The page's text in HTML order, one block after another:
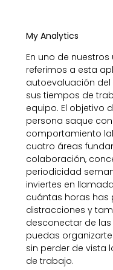
My Analytics
En uno de
referimos a esta
autoevaluación
sus tiempos de
equipo. El objetivo
persona saque
comportamiento
cuatro áreas
colaboración,
periodicidad
inviertes en
cuántas horas has
distracciones y
desconectar de
puedas
sin perder de vista
de trabajo.